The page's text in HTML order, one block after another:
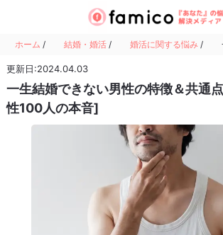
ホーム / 結婚・婚活 / 婚活に関する悩み /
更新日:2024.04.03
一生結婚できない男性の特徴＆共通
性100人の本音]